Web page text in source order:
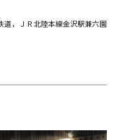
道，ＪＲ北陸本線金沢駅兼六園